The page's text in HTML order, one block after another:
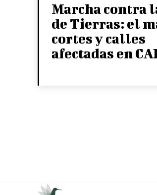
Marcha contra
de Tierras: el
cortes y calles
afectadas en